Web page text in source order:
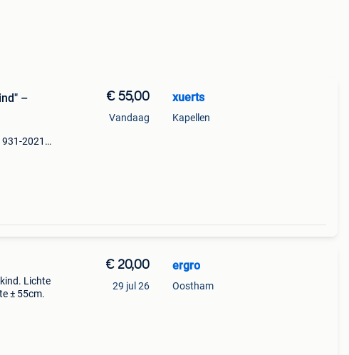
–
2021),
€ 55,00
Vandaag
xuerts
Kapellen
Lichte
± 55cm.
€ 20,00
29 jul 26
ergro
Oostham